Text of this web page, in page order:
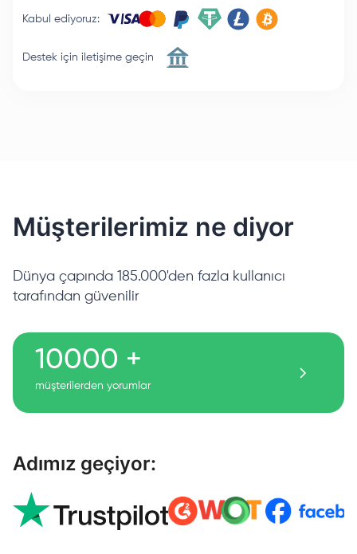
Kabul ediyoruz:
Destek için iletişime geçin
Müşterilerimiz ne diyor
Dünya çapında 185.000'den fazla kullanıcı
tarafından güvenilir
10000 +
müşterilerden yorumlar
Adımız geçiyor: